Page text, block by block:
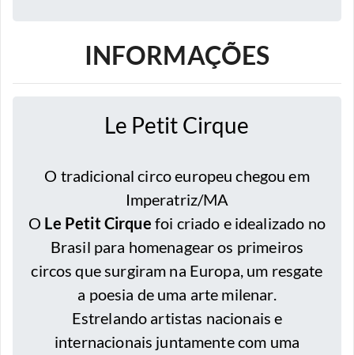
INFORMAÇÕES
Le Petit Cirque
O tradicional circo europeu chegou em
Imperatriz/MA
O Le Petit Cirque foi criado e idealizado no
Brasil para homenagear os primeiros
circos que surgiram na Europa, um resgate
a poesia de uma arte milenar.
Estrelando artistas nacionais e
internacionais juntamente com uma